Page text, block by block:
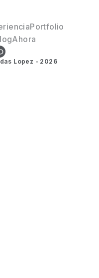
Portfolio
Ahora
Lopez - 2026